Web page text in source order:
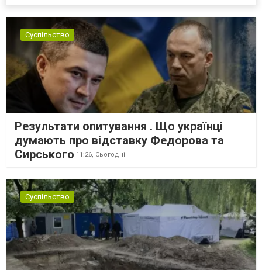
Суспільство
Результати опитування . Що українці
думають про відставку Федорова та
Сирського 11:26, Сьогодні
Суспільство